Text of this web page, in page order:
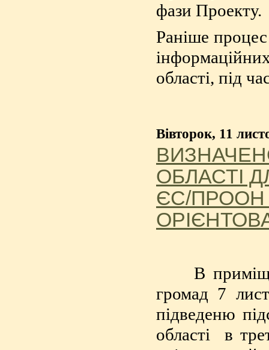
фази Проекту.
Раніше процес
області, під
Вівторок, 11
ОБЛАСТІ
ЄС/ПРООН
В
громад 7
підведеню
області в